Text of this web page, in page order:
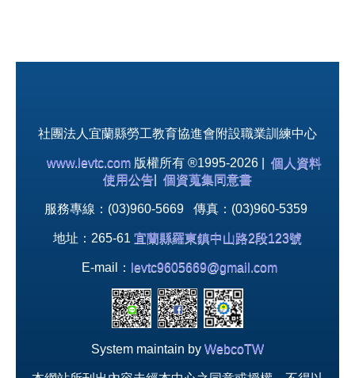
社團法人宜蘭縣勞工教育協進會附設職業訓練中心
www.levtc.com 版權所有 ®1995-2026 | 個人資料
使用公告
個資蒐集同意書
服務專線：(03)960-5669 傳真：(03)960-5359
地址：265-61 宜蘭縣羅東鎮中山路2段123號
E-mail： levtc9605669@gmail.com
System maintain by WebcoTW